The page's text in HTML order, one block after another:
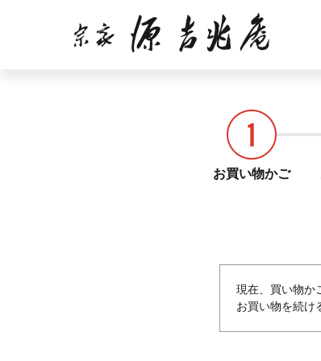
お買い物かご
現在、買い物か
お買い物を続け